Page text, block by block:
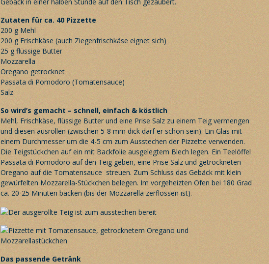
Zutaten für ca. 40 Pizzette
200 g Mehl
200 g Frischkäse (auch Ziegenfrischkäse eignet sich)
25 g flüssige Butter
Mozzarella
Oregano getrocknet
Passata di Pomodoro (Tomatensauce)
Salz
So wird’s gemacht – schnell, einfach & köstlich
Mehl, Frischkäse, flüssige Butter und eine Prise Salz zu einem Teig vermengen
und diesen ausrollen (zwischen 5-8 mm dick darf er schon sein). Ein Glas mit
einem Durchmesser um die 4-5 cm zum Ausstechen der Pizzette verwenden.
Die Teigstückchen auf ein mit Backfolie ausgelegtem Blech legen. Ein Teelöffel
Passata di Pomodoro auf den Teig geben, eine Prise Salz und getrockneten
Oregano auf die Tomatensauce streuen. Zum Schluss das Gebäck mit klein
gewürfelten Mozzarella-Stückchen belegen. Im vorgeheizten Ofen bei 180 Grad
ca. 20-25 Minuten backen (bis der Mozzarella zerflossen ist).
Das passende Getränk